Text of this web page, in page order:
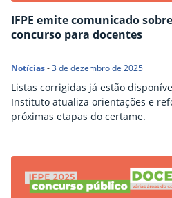
IFPE emite comunicado
concurso para docentes
Notícias-3 de dezembro de 2025
Listas corrigidas já estão
Instituto atualiza orientações e
próximas etapas do certame.